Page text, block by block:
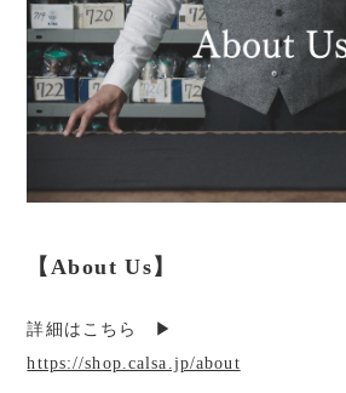
【About Us】
詳細はこちら ▶︎
https://shop.calsa.jp/about